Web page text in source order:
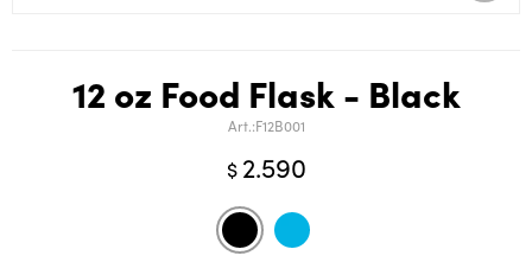
12 oz Food Flask - Black
F12B001
$ 2.590